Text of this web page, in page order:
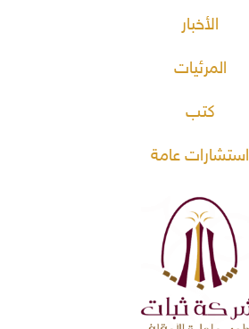
الأخبار
المرئيات
كتب
استشارات عامة